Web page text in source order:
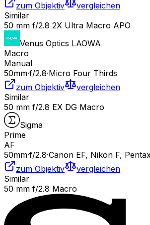
zum Objektiv
vergleichen
Similar
50 mm f/2.8 2X Ultra Macro APO
Venus Optics LAOWA
Macro
Manual
50mm·f/2.8·Micro Four Thirds
zum Objektiv
vergleichen
Similar
50 mm f/2.8 EX DG Macro
Sigma
Prime
AF
50mm·f/2.8·Canon EF, Nikon F,
zum Objektiv
vergleichen
Similar
50 mm f/2.8 Macro